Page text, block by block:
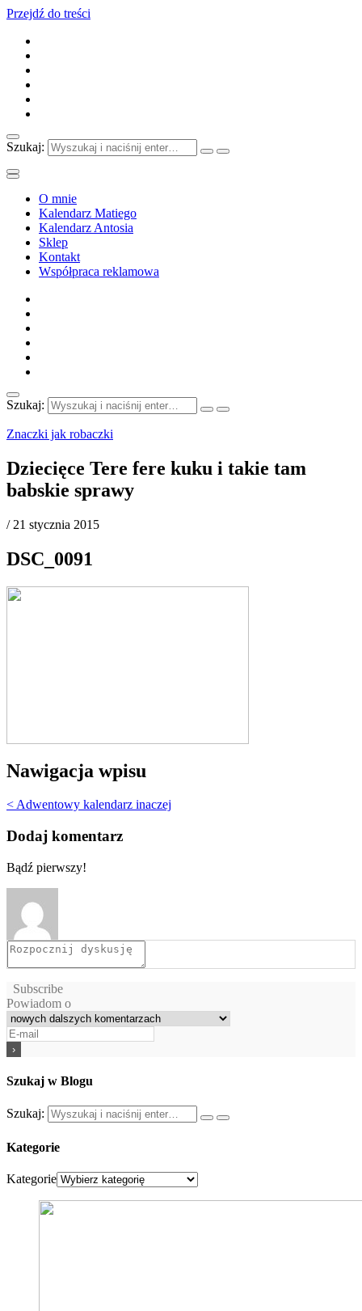
Przejdź do treści
Szukaj:
O mnie
Kalendarz Matiego
Kalendarz Antosia
Sklep
Kontakt
Współpraca reklamowa
Szukaj:
Znaczki jak robaczki
Dziecięce Tere fere kuku i takie tam
babskie sprawy
/ 21 stycznia 2015
DSC_0091
Nawigacja wpisu
< Adwentowy kalendarz inaczej
Dodaj komentarz
Bądź pierwszy!
Subscribe
Powiadom o
Szukaj w Blogu
Szukaj:
Kategorie
Kategorie